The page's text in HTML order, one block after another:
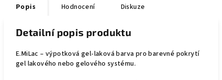
Popis Hodnocení Diskuze
Detailní popis produktu
E.MiLac – výpotková gel-laková barva pro barevné pokrytí
gel lakového nebo gelového systému.